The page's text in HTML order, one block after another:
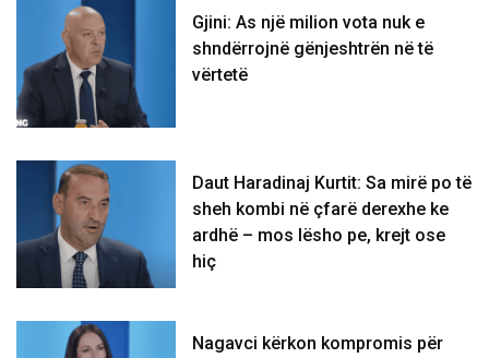
Gjini: As një milion vota nuk e
shndërrojnë gënjeshtrën në të
vërtetë
Daut Haradinaj Kurtit: Sa mirë po të
sheh kombi në çfarë derexhe ke
ardhë – mos lësho pe, krejt ose
hiç
Nagavci kërkon kompromis për